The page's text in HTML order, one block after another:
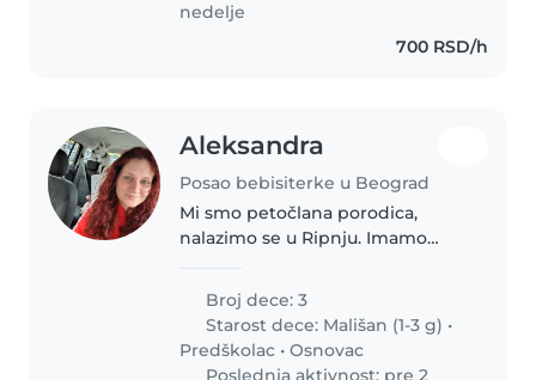
nedelje
700 RSD/h
Aleksandra
Posao bebisiterke u Beograd
Mi smo petočlana porodica,
nalazimo se u Ripnju. Imamo
Potreban nam je neko od
poverenja da čuva jedno od dece
kada su u pitanju izostanak iz
vrtića..
Broj dece: 3
Starost dece: Mališan (1-3 g) •
Predškolac •Osnovac
Poslednja aktivnost: pre 2